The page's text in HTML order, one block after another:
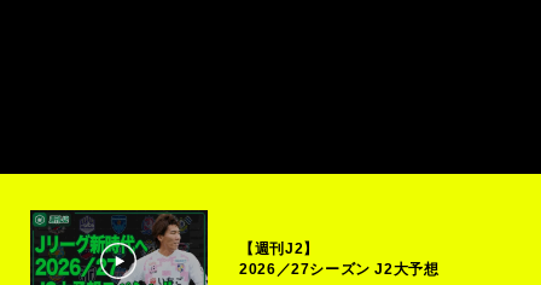
【週刊J2】
2026／27シーズン J2大予想